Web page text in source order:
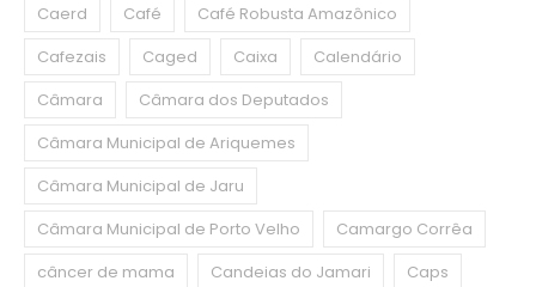
Caerd
Café
Café Robusta Amazônico
Cafezais
Caged Caixa
Calendário
Câmara
Câmara dos Deputados
Câmara Municipal de Ariquemes
Câmara Municipal de Jaru
Câmara Municipal de Porto Velho
Camargo Corrêa
câncer de mama
Candeias do Jamari
Caps